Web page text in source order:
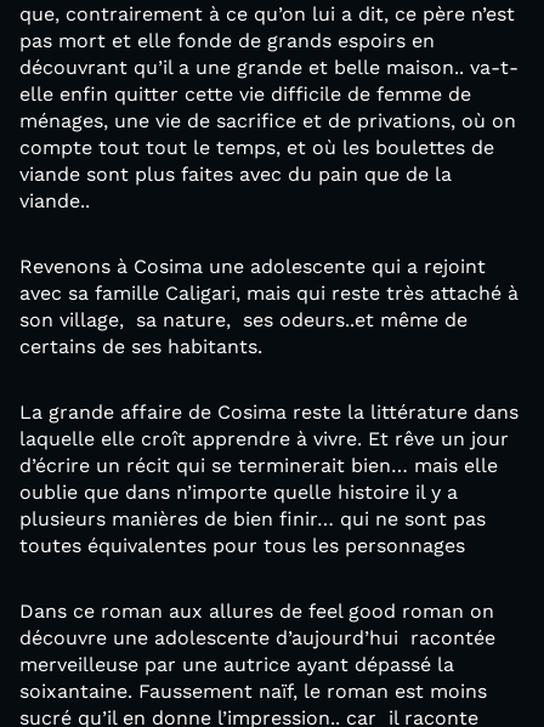
que, contrairement à ce qu’on lui a dit, ce père n’est
pas mort et elle fonde de grands espoirs en
découvrant qu’il a une grande et belle maison.. va-t-
elle enfin quitter cette vie difficile de femme de
ménages, une vie de sacrifice et de privations, où on
compte tout tout le temps, et où les boulettes de
viande sont plus faites avec du pain que de la
viande..
Revenons à Cosima une adolescente qui a rejoint
avec sa famille Caligari, mais qui reste très attaché à
son village, sa nature, ses odeurs..et même de
certains de ses habitants.
La grande affaire de Cosima reste la littérature dans
laquelle elle croît apprendre à vivre. Et rêve un jour
d’écrire un récit qui se terminerait bien… mais elle
oublie que dans n’importe quelle histoire il y a
plusieurs manières de bien finir… qui ne sont pas
toutes équivalentes pour tous les personnages
Dans ce roman aux allures de feel good roman on
découvre une adolescente d’aujourd’hui racontée
merveilleuse par une autrice ayant dépassé la
soixantaine. Faussement naïf, le roman est moins
sucré qu’il en donne l’impression.. car il raconte